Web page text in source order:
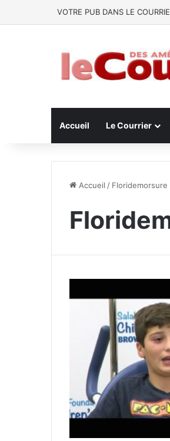
VOTRE PUB DANS LE
Accueil Le Courrier
Accueil / Floridemorsure